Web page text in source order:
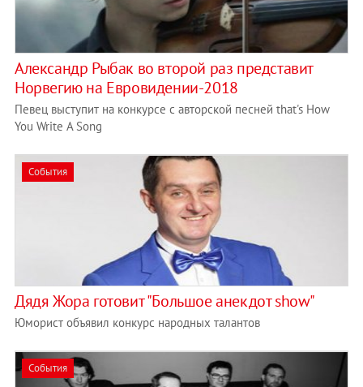
Александр Рыбак во второй раз представит
Норвегию на Евровидении-2018
Певец выступит на конкурсе с авторской песней that's How
You Write A Song
События
Дядя Жора готовит "Большое анекдот show"
Юморист объявил конкурс народных талантов
События